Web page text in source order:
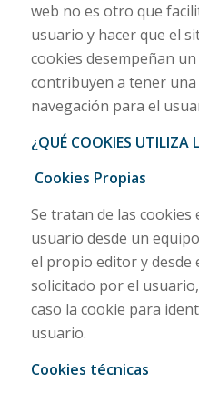
web no es otro que
usuario y hacer que el
cookies desempeñan
contribuyen a tener
navegación para el
¿QUÉ COOKIES UTILIZA
Cookies Propias
Se tratan de las cookies
usuario desde un
el propio editor y desde
solicitado por el
caso la cookie para
usuario.
Cookies técnicas